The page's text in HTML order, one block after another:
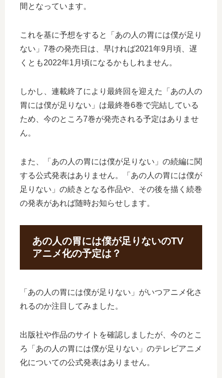
間となっています。
これを基に予想をすると「あの人の胃には僕が足り
ない」7巻の発売日は、早ければ2021年9月頃、遅
くとも2022年1月頃になるかもしれません。
しかし、連載終了により最終回を迎えた「あの人の
胃には僕が足りない」は最終巻6巻で完結している
ため、今のところ7巻が発売される予定はありませ
ん。
また、「あの人の胃には僕が足りない」の続編に関
する公式発表はありません。「あの人の胃には僕が
足りない」の続きとなる作品や、その後を描く続巻
の発表があれば随時お知らせします。
あの人の胃には僕が足りないのTV
アニメ化の予定は？
「あの人の胃には僕が足りない」がいつアニメ化さ
れるのか注目してみました。
出版社や作品のサイトを確認しましたが、今のとこ
ろ「あの人の胃には僕が足りない」のテレビアニメ
化についての公式発表はありません。